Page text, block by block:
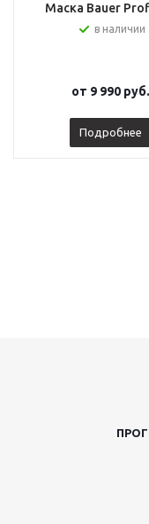
Маска Bauer
в наличии
от 9 990 руб.
Подробнее